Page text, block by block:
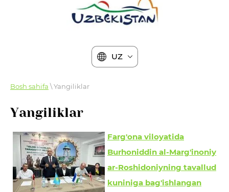
UZ
Bosh sahifa \ Yangiliklar
Yangiliklar
Farg'ona viloyatida
Burhoniddin al-Marg'inoniy
ar-Roshidoniyning tavallud
kuniniga bag'ishlangan